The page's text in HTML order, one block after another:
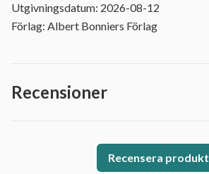
Utgivningsdatum: 2026-08-12
Förlag: Albert Bonniers Förlag
Recensioner
Recensera produkt